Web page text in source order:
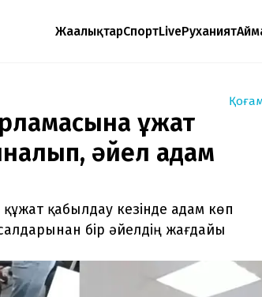
ЖаңалықтарСпортLiveРуханият
құжат
әйел адам
қабылдау кезінде адам көп
бір әйелдің жағдайы